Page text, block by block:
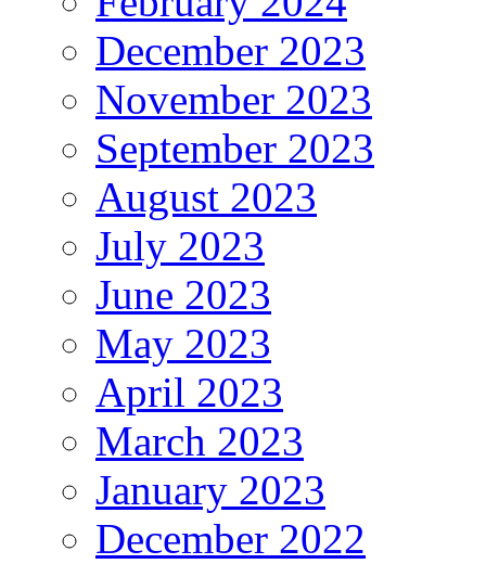
December 2023
November 2023
September 2023
August 2023
July 2023
June 2023
May 2023
April 2023
March 2023
January 2023
December 2022